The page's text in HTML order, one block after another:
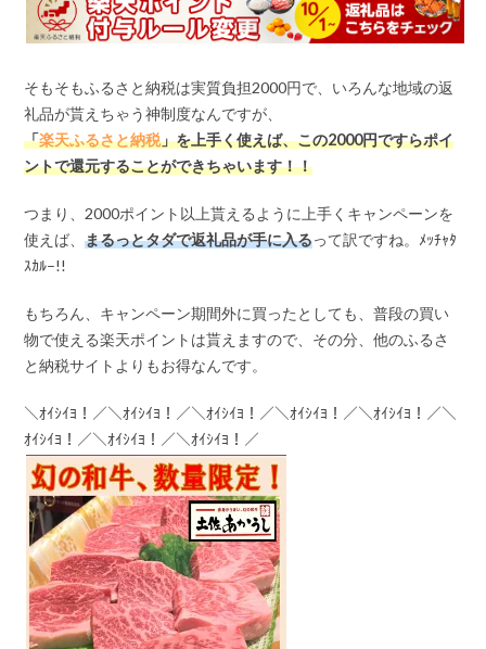
そもそもふるさと納税は実質負担2000円で、いろんな地域の返
礼品が貰えちゃう神制度なんですが、
「楽天ふるさと納税」を上手く使えば、この2000円ですらポイ
ントで還元することができちゃいます！！
つまり、2000ポイント以上貰えるように上手くキャンペーンを
使えば、まるっとタダで返礼品が手に入るって訳ですね。ﾒｯﾁｬﾀ
ｽｶﾙ–!!
もちろん、キャンペーン期間外に買ったとしても、普段の買い
物で使える楽天ポイントは貰えますので、その分、他のふるさ
と納税サイトよりもお得なんです。
＼ｵｲｼｲﾖ！／＼ｵｲｼｲﾖ！／＼ｵｲｼｲﾖ！／＼ｵｲｼｲﾖ！／＼ｵｲｼｲﾖ！／＼
ｵｲｼｲﾖ！／＼ｵｲｼｲﾖ！／＼ｵｲｼｲﾖ！／